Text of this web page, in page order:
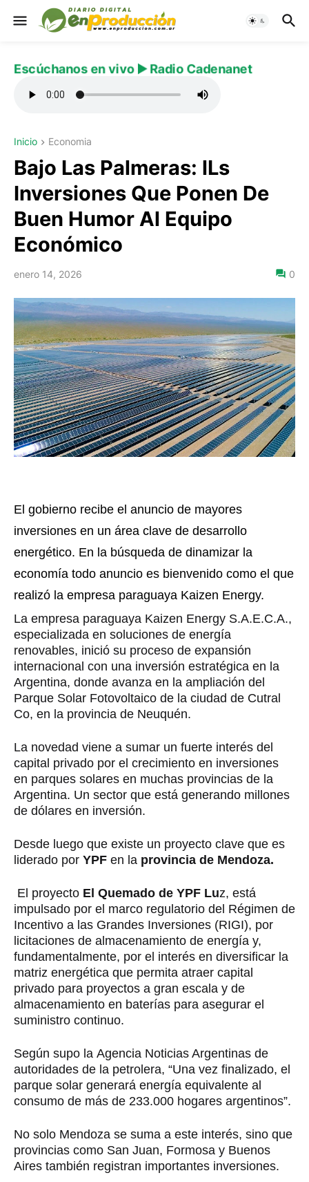
Escúchanos en vivo ▶️ Radio Cadenanet
Inicio Economia
Bajo Las Palmeras: lLs
Inversiones Que Ponen De
Buen Humor Al Equipo
Económico
enero 14, 2026 0
El gobierno recibe el anuncio de mayores
inversiones en un área clave de desarrollo
energético. En la búsqueda de dinamizar la
economía todo anuncio es bienvenido como el que
realizó la empresa paraguaya Kaizen Energy.
La empresa paraguaya Kaizen Energy S.A.E.C.A.,
especializada en soluciones de energía
renovables, inició su proceso de expansión
internacional con una inversión estratégica en la
Argentina, donde avanza en la ampliación del
Parque Solar Fotovoltaico de la ciudad de Cutral
Co, en la provincia de Neuquén.
La novedad viene a sumar un fuerte interés del
capital privado por el crecimiento en inversiones
en parques solares en muchas provincias de la
Argentina. Un sector que está generando millones
de dólares en inversión.
Desde luego que existe un proyecto clave que es
liderado por YPF en la provincia de Mendoza.
El proyecto El Quemado de YPF Luz, está
impulsado por el marco regulatorio del Régimen de
Incentivo a las Grandes Inversiones (RIGI), por
licitaciones de almacenamiento de energía y,
fundamentalmente, por el interés en diversificar la
matriz energética que permita atraer capital
privado para proyectos a gran escala y de
almacenamiento en baterías para asegurar el
suministro continuo.
Según supo la Agencia Noticias Argentinas de
autoridades de la petrolera, “Una vez finalizado, el
parque solar generará energía equivalente al
consumo de más de 233.000 hogares argentinos”.
No solo Mendoza se suma a este interés, sino que
provincias como San Juan, Formosa y Buenos
Aires también registran importantes inversiones.